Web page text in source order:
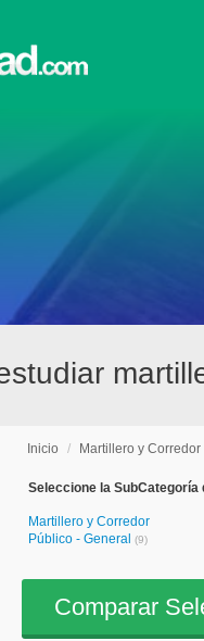
Inicio / Martillero y Corredor
Seleccione la
Martillero y Corredor
Público - General (9)
Comparar